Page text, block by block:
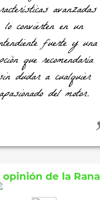
avanzadas
lo convierten en un
fuerte y una
que recomendaría
dudar a cualquier
del motor.
opinión de la Rana